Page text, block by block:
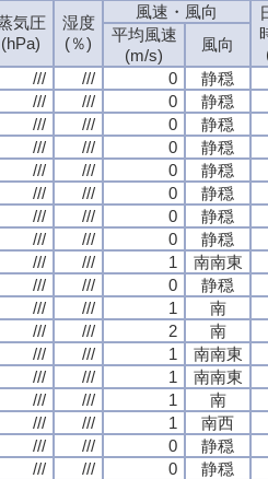
気圧
(hPa)
湿度
(％)
風速・風向
平均風速
(m/s)
風向
/// /// 0
静穏
/// /// 0
静穏
/// /// 0
静穏
/// /// 0
静穏
/// /// 0
静穏
/// /// 0
静穏
/// /// 0
静穏
/// /// 0
静穏
/// /// 1
南南東
/// /// 0
静穏
/// /// 1
南
/// /// 2
南
/// /// 1
南南東
/// /// 1
南南東
/// /// 1
南
/// /// 1
南西
/// /// 0
静穏
/// /// 0
静穏
気圧
(hPa)
湿度
(％)
風速・風向
平均風速
(m/s)
風向
/// /// 0
静穏
/// /// 0
静穏
/// /// 0
静穏
/// /// 0
静穏
/// /// 0
静穏
/// /// 0
静穏
/// /// 0
静穏
/// /// 0
静穏
/// /// 1
南南東
/// /// 0
静穏
/// /// 1
南
/// /// 2
南
/// /// 1
南南東
/// /// 1
南南東
/// /// 1
南
/// /// 1
南西
/// /// 0
静穏
/// /// 0
静穏
気圧
(hPa)
湿度
(％)
風速・風向
平均風速
(m/s)
風向
/// /// 0
静穏
/// /// 0
静穏
/// /// 0
静穏
/// /// 0
静穏
/// /// 0
静穏
/// /// 0
静穏
/// /// 0
静穏
/// /// 0
静穏
/// /// 1
南南東
/// /// 0
静穏
/// /// 1
南
/// /// 2
南
/// /// 1
南南東
/// /// 1
南南東
/// /// 1
南
/// /// 1
南西
/// /// 0
静穏
/// /// 0
静穏
気圧
(hPa)
湿度
(％)
風速・風向
平均風速
(m/s)
風向
/// /// 0
静穏
/// /// 0
静穏
/// /// 0
静穏
/// /// 0
静穏
/// /// 0
静穏
/// /// 0
静穏
/// /// 0
静穏
/// /// 0
静穏
/// /// 1
南南東
/// /// 0
静穏
/// /// 1
南
/// /// 2
南
/// /// 1
南南東
/// /// 1
南南東
/// /// 1
南
/// /// 1
南西
/// /// 0
静穏
/// /// 0
静穏